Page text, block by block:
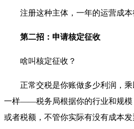
注册这种主体，一年的运营成本
第二招：申请核定征收
啥叫核定征收？
正常交税是你账做多少利润，
一样——税务局根据你的行业和规模
或者税额，不管你实际有没有成本发